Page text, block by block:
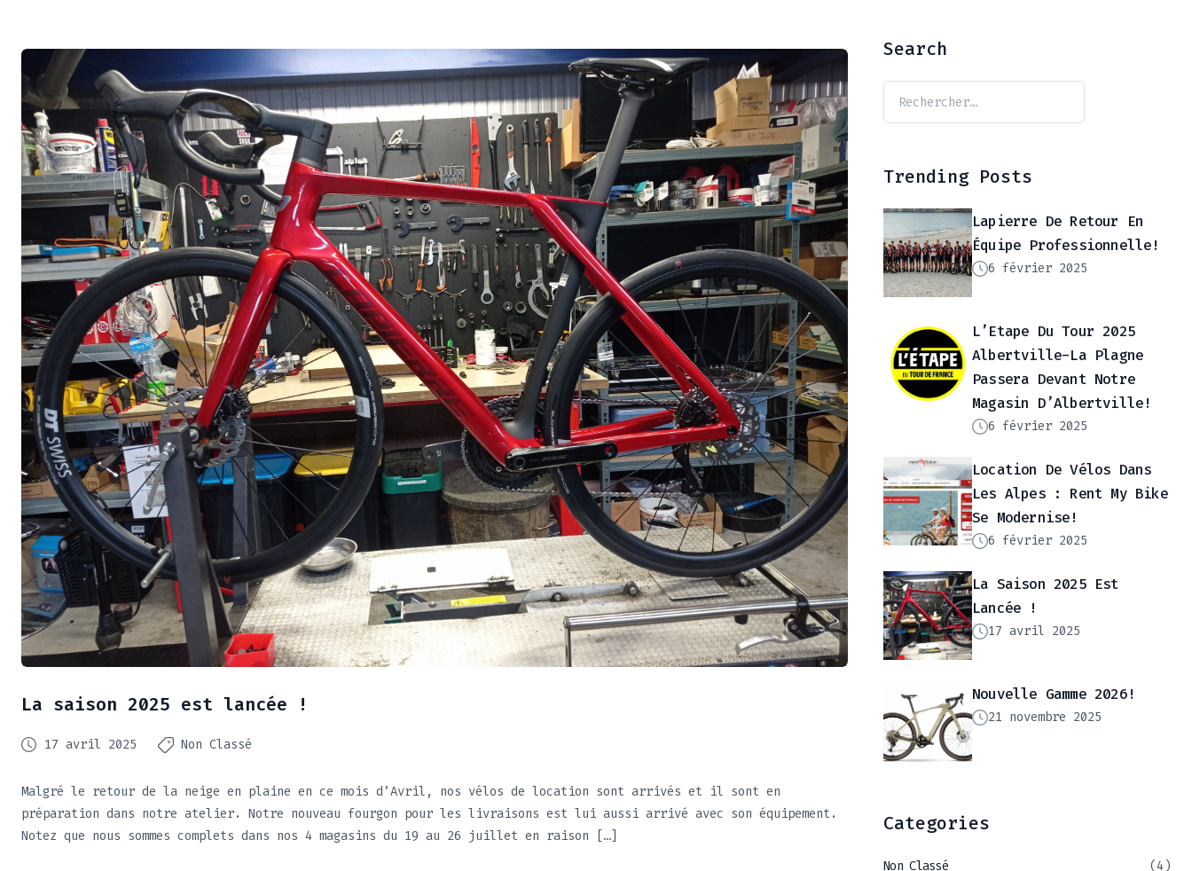
La saison 2025 est lancée !
17 avril 2025 Non Classé
Malgré le retour de la neige en plaine en ce mois d’Avril, nos vélos de location sont arrivés et il sont en
préparation dans notre atelier. Notre nouveau fourgon pour les livraisons est lui aussi arrivé avec son équipement.
Notez que nous sommes complets dans nos 4 magasins du 19 au 26 juillet en raison […]
Search
Trending Posts
Lapierre De Retour En
Équipe Professionnelle!
6 février 2025
L’Etape Du Tour 2025
Albertville-La Plagne
Passera Devant Notre
Magasin D’Albertville!
6 février 2025
Location De Vélos Dans
Les Alpes : Rent My Bike
Se Modernise!
6 février 2025
La Saison 2025 Est
Lancée !
17 avril 2025
Nouvelle Gamme 2026!
21 novembre 2025
Categories
Non Classé (4)